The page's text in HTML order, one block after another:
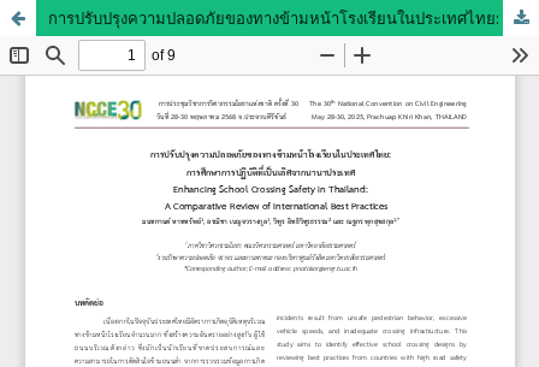
การปรับปรุงความปลอดภัยของทางข้ามหน้าโรงเรียนในประเทศไทย: การศึกษาการปฏิบัติที่เป็นเลิศจากนานาประเทศ